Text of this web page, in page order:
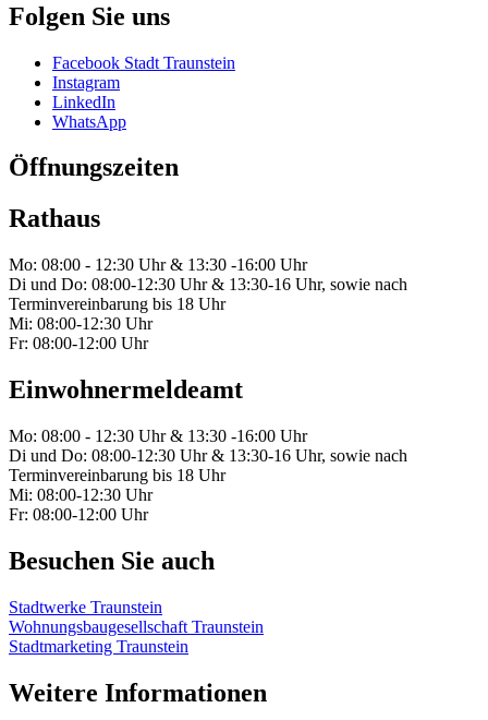
Folgen Sie uns
Facebook Stadt Traunstein
Instagram
LinkedIn
WhatsApp
Öffnungszeiten
Rathaus
Mo: 08:00 - 12:30 Uhr & 13:30 -16:00 Uhr
Di und Do: 08:00-12:30 Uhr & 13:30-16 Uhr, sowie nach
Terminvereinbarung bis 18 Uhr
Mi: 08:00-12:30 Uhr
Fr: 08:00-12:00 Uhr
Einwohnermeldeamt
Mo: 08:00 - 12:30 Uhr & 13:30 -16:00 Uhr
Di und Do: 08:00-12:30 Uhr & 13:30-16 Uhr, sowie nach
Terminvereinbarung bis 18 Uhr
Mi: 08:00-12:30 Uhr
Fr: 08:00-12:00 Uhr
Besuchen Sie auch
Stadtwerke Traunstein
Wohnungsbaugesellschaft Traunstein
Stadtmarketing Traunstein
Weitere Informationen